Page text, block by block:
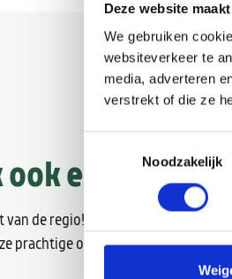
Deze website
We gebruiken
websiteverkeer te
media, adverteren
verstrekt of die ze
Noodzakelijk
eens
van de regio! Bekijk de andere
prachtige omgeving nog meer te